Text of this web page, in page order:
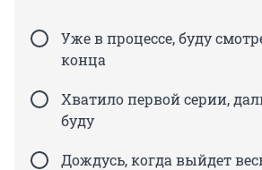
Уже в процессе, буду
конца
Хватило первой серии,
буду
Дождусь, когда выйдет